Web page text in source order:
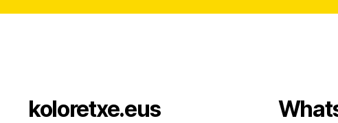
koloretxe.eus